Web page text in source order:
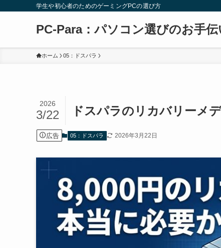
学生や初心者のためのゲーミングPCの選び方
PC-Para：パソコン選びのお手伝
ホーム 05：ドスパラ
ドスパラのリカバリーメ
2026
3/22
広告 05：ドスパラ 2026年3月22日